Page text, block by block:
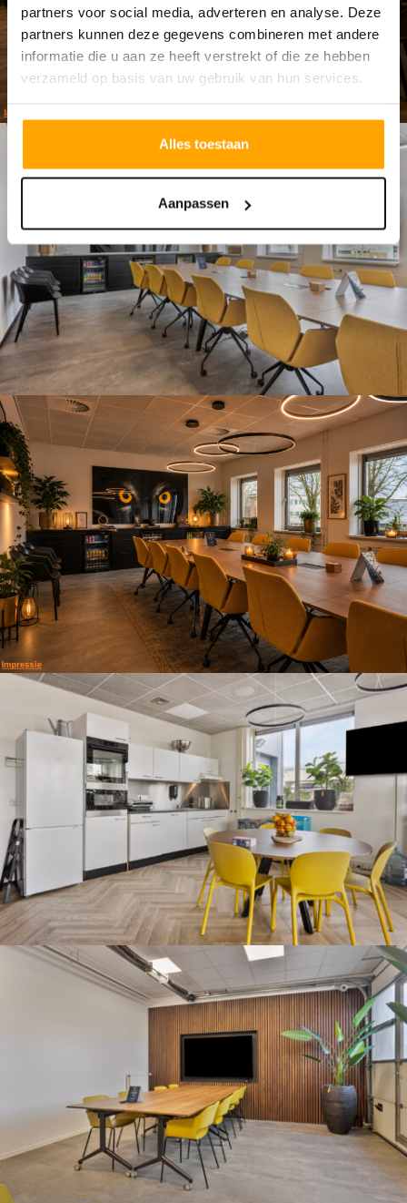
partners voor social media, adverteren en analyse. Deze
partners kunnen deze gegevens combineren met andere
informatie die u aan ze heeft verstrekt of die ze hebben
verzameld op basis van uw gebruik van hun services.
Alles toestaan
Aanpassen